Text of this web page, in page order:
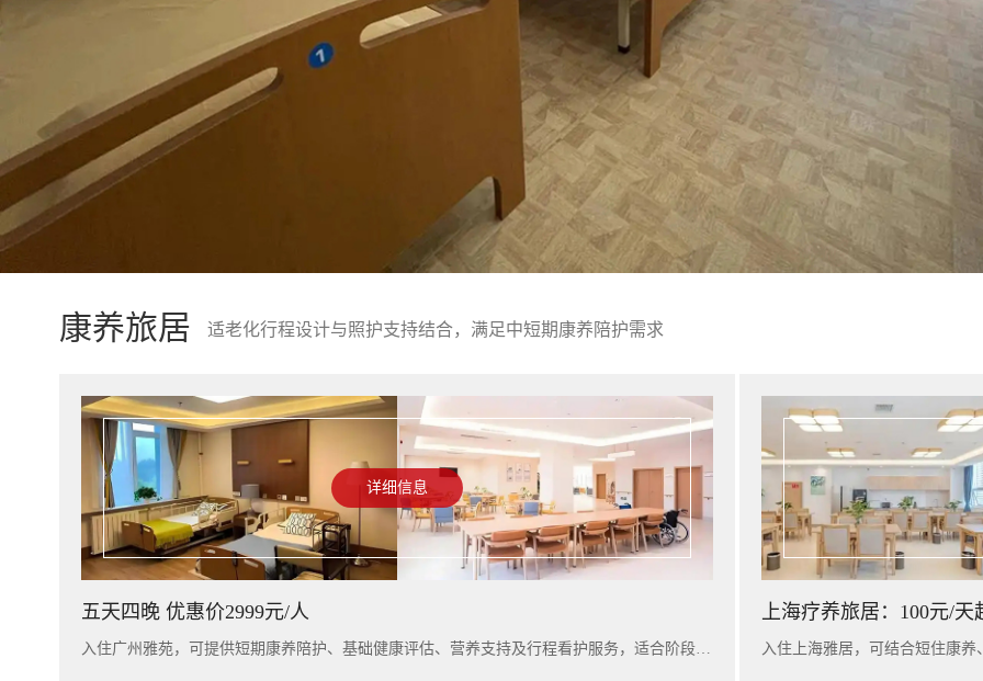
康养旅居 适老化行程设计与照护支持结合，满足中短期康养陪护需求
详细信息
五天四晚 优惠价2999元/人
入住广州雅苑，可提供短期康养陪护、基础健康评估、营养支持及行程看护服务，适合阶段性休养与家庭陪护衔接。
上海疗养旅居：100元/天